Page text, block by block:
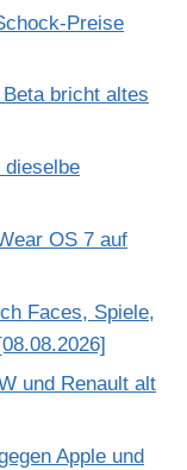
Preise
bricht altes
OS 7 auf
Faces, Spiele,
und Renault alt
Apple und